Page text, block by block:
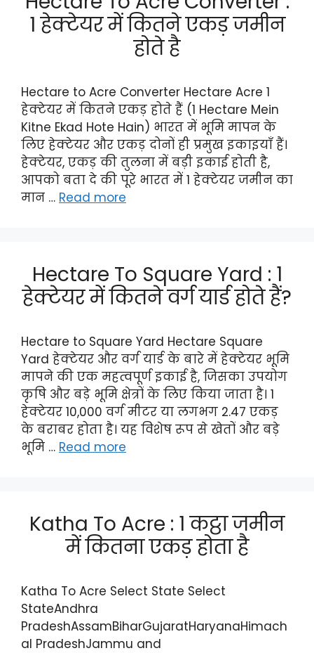
1 हेक्टेयर में कितने एकड़ जमीन
होते है
Hectare to Acre Converter Hectare Acre 1
हेक्टेयर में कितने एकड़ होते हैं (1 Hectare Mein
Kitne Ekad Hote Hain) भारत में भूमि मापन के
लिए हेक्टेयर और एकड़ दोनों ही प्रमुख इकाइयाँ हैं।
हेक्टेयर, एकड़ की तुलना में बड़ी इकाई होती है,
आपको बता दे की पूरे भारत में 1 हेक्टेयर जमीन का
मान … Read more
Hectare To Square Yard : 1
हेक्टेयर में कितने वर्ग यार्ड होते हैं?
Hectare to Square Yard Hectare Square
Yard हेक्टेयर और वर्ग यार्ड‌ के बारे में हेक्टेयर भूमि
मापने की एक महत्वपूर्ण इकाई है, जिसका उपयोग
कृषि और बड़े भूमि क्षेत्रों के लिए किया जाता है। 1
हेक्टेयर 10,000 वर्ग मीटर या लगभग 2.47 एकड़
के बराबर होता है। यह विशेष रूप से खेतों और बड़े
भूमि … Read more
Katha To Acre : 1 कट्ठा जमीन
में कितना एकड़ होता है
Katha To Acre Select State Select
StateAndhra
PradeshAssamBiharGujaratHaryanaHimach
al PradeshJammu and